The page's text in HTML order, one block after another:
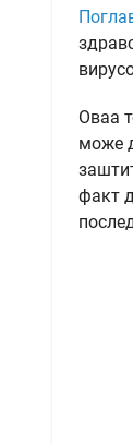
Оваа
може
факт